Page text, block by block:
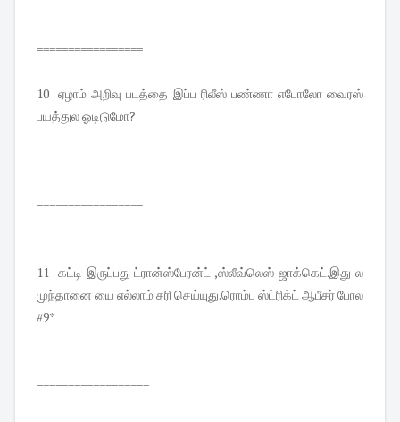
=================
10 ஏழாம் அறிவு படத்தை இப்ப ரிலீஸ் பண்ணா எபோலோ வைரஸ்
பயத்துல ஓடிடுமோ?
=================
11 கட்டி இருப்பது ட்ரான்ஸ்பேரன்ட் ,ஸ்லீவ்லெஸ் ஜாக்கெட்.இது ல
முந்தானை யை எல்லாம் சரி செய்யுது.ரொம்ப ஸ்ட்ரிக்ட் ஆபீசர் போல
#9*
==================